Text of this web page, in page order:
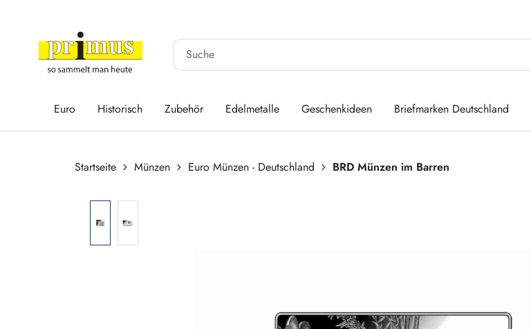
Euro Historisch Zubehör Edelmetalle Geschenkideen Briefmarken Deutschland
Startseite Münzen Euro Münzen - Deutschland
BRD Münzen im Barren